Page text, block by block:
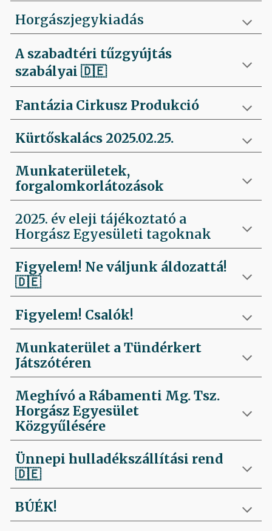
Horgászjegykiadás
A szabadtéri tűzgyújtás
szabályai 🇩🇪
Fantázia Cirkusz Produkció
Kürtőskalács 2025.02.25.
Munkaterületek,
forgalomkorlátozások
2025. év eleji tájékoztató a
Horgász Egyesületi tagoknak
Figyelem! Ne váljunk áldozattá!
🇩🇪
Figyelem! Csalók!
Munkaterület a Tündérkert
Játszótéren
Meghívó a Rábamenti Mg. Tsz.
Horgász Egyesület
Közgyűlésére
Ünnepi hulladékszállítási rend
🇩🇪
BÚÉK!